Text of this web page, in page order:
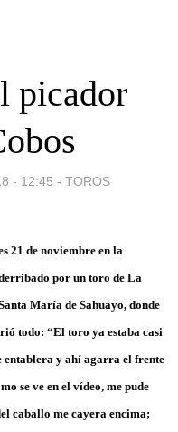
picador
- 12:45 - TOROS
21 de noviembre en la
por un toro de La
María de Sahuayo, donde
todo: “El toro ya estaba casi
entablera y ahí agarra el frente
se ve en el vídeo, me pude
caballo me cayera encima;